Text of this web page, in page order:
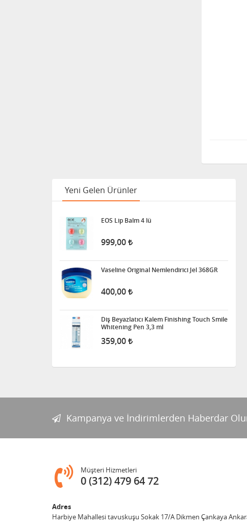
Yeni Gelen Ürünler
EOS Lip Balm 4 lü
999,00
Vaseline Original Nemlendirici Jel 368GR
400,00
Diş Beyazlatıcı Kalem Finishing Touch Smile
Whitening Pen 3,3 ml
359,00
Kampanya ve İndirimlerden Haberdar
Müşteri Hizmetleri
0 (312) 479 64 72
Adres
Harbiye Mahallesi tavuskuşu Sokak 17/A Dikmen Çankaya